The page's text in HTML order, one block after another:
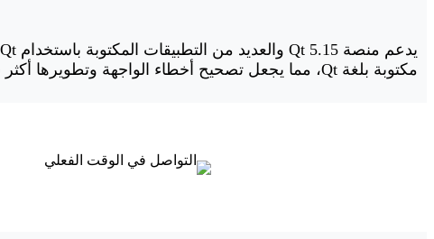
مكتوبة بلغة Qt، مما يجعل تصحيح أخطاء الواجهة وتطويرها أكثر سهولة ومرونة.